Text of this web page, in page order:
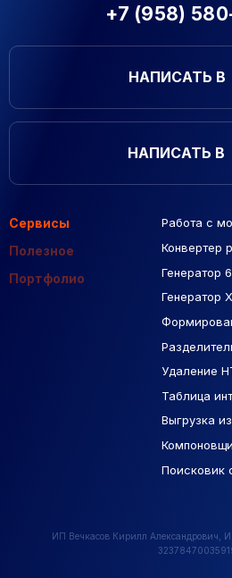
+7 (958)
НАПИСАТЬ В
НАПИСАТЬ В
Сервисы
Полезное
Портфолио
Работа с
Конвертер
Генератор
Генератор
Удаление
Таблица
Выгрузка
Поисковик
Подборка
Макеты
База
РСЯ
Созданные
ИП Вечкасов Кирилл Александрович,